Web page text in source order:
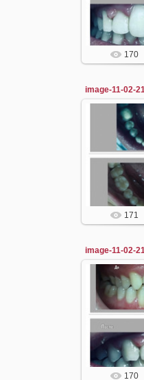
170
image-11-02-
171
image-11-02-
170